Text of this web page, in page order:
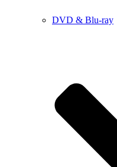
DVD & Blu-ray